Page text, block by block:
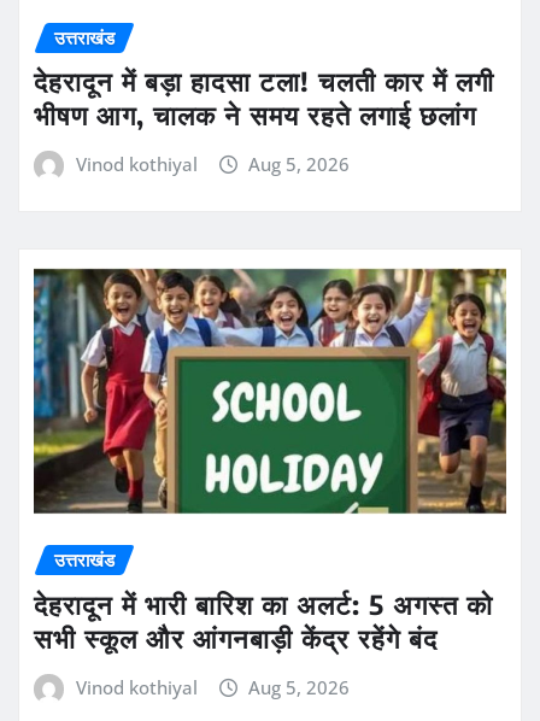
उत्तराखंड
देहरादून में बड़ा हादसा टला! चलती कार में लगी
भीषण आग, चालक ने समय रहते लगाई छलांग
Vinod kothiyal Aug 5, 2026
उत्तराखंड
देहरादून में भारी बारिश का अलर्ट: 5 अगस्त को
सभी स्कूल और आंगनबाड़ी केंद्र रहेंगे बंद
Vinod kothiyal Aug 5, 2026